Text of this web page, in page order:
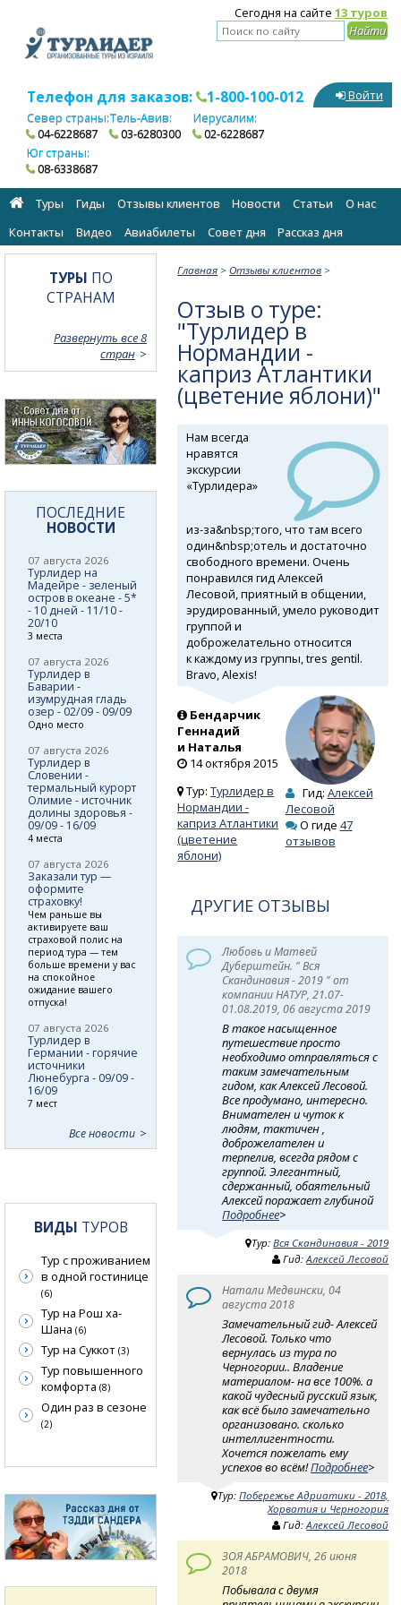
Сегодня на сайте 13 туров
Телефон для заказов: 1-800-100-012
Север страны:
04-6228687
Тель-Авив:
03-6280300
Иерусалим:
02-6228687
Юг страны:
08-6338687
Войти
Туры Гиды Отзывы клиентов Новости Статьи
О нас
Контакты
Видео Авиабилеты Cовет дня Рассказ дня
Главная > Отзывы клиентов >
Отзыв о туре:
"Турлидер в
Нормандии -
каприз Атлантики
(цветение яблони)"
Нам всегда
нравятся
экскурсии
«Турлидера»
из-за&nbsp;того, что там всего
один&nbsp;отель и достаточно
свободного времени. Очень
понравился гид Алексей
Лесовой, приятный в общении,
эрудированный, умело руководит
группой и
доброжелательно относится
к каждому из группы, tres gentil.
Bravo, Alexis!
Бендарчик
Геннадий
и Наталья
14 октября 2015
Тур:Турлидер в
Нормандии -
каприз Атлантики
(цветение
яблони)
Гид: Алексей
Лесовой
О гиде 47
отзывов
ДРУГИЕ ОТЗЫВЫ
Любовь и Матвей
Дуберштейн. " Вся
Скандинавия - 2019 " от
компании НАТУР, 21.07-
01.08.2019, 06 августа 2019
В такое насыщенное
путешествие просто
необходимо отправляться с
таким замечательным
гидом, как Алексей Лесовой.
Все продумано, интересно.
Внимателен и чуток к
людям, тактичен ,
доброжелателен и
терпелив, всегда рядом с
группой. Элегантный,
сдержанный, обаятельный
Алексей поражает глубиной
Подробнее>
Тур:Вся Скандинавия - 2019
Гид:Алексей Лесовой
Натали Медвински, 04
августа 2018
Замечательный гид- Алексей
Лесовой. Только что
вернулась из тура по
Черногории.. Владение
материалом- на все 100%. а
какой чудесный русский язык,
как всё было замечательно
организовано. сколько
интеллигентности.
Хочется пожелать ему
успехов во всём!Подробнее>
Тур:Побережье Адриатики - 2018,
Хорватия и Черногория
Гид:Алексей Лесовой
ЗОЯ АБРАМОВИЧ, 26 июня
2018
Побывала с двумя
ТУРЫ ПО
СТРАНАМ
Развернуть все 8
стран
ПОСЛЕДНИЕ
НОВОСТИ
07 августа 2026
Турлидер на
Мадейре - зеленый
остров в океане - 5*
- 10 дней - 11/10 -
20/10
3 места
07 августа 2026
Турлидер в
Баварии -
изумрудная гладь
озер - 02/09 - 09/09
Одно место
07 августа 2026
Турлидер в
Словении -
термальный курорт
Олимие - источник
долины здоровья -
09/09 - 16/09
4 места
07 августа 2026
Заказали тур —
оформите
страховку!
Чем раньше вы
активируете ваш
страховой полис на
период тура — тем
больше времени у вас
на спокойное
ожидание вашего
отпуска!
07 августа 2026
Турлидер в
Германии - горячие
источники
Люнебурга - 09/09 -
16/09
7 мест
Все новости
ВИДЫ ТУРОВ
Тур с проживанием
в одной гостинице
(6)
Тур на Рош ха-
Шана (6)
Тур на Суккот (3)
Тур повышенного
комфорта (8)
Один раз в сезоне
(2)